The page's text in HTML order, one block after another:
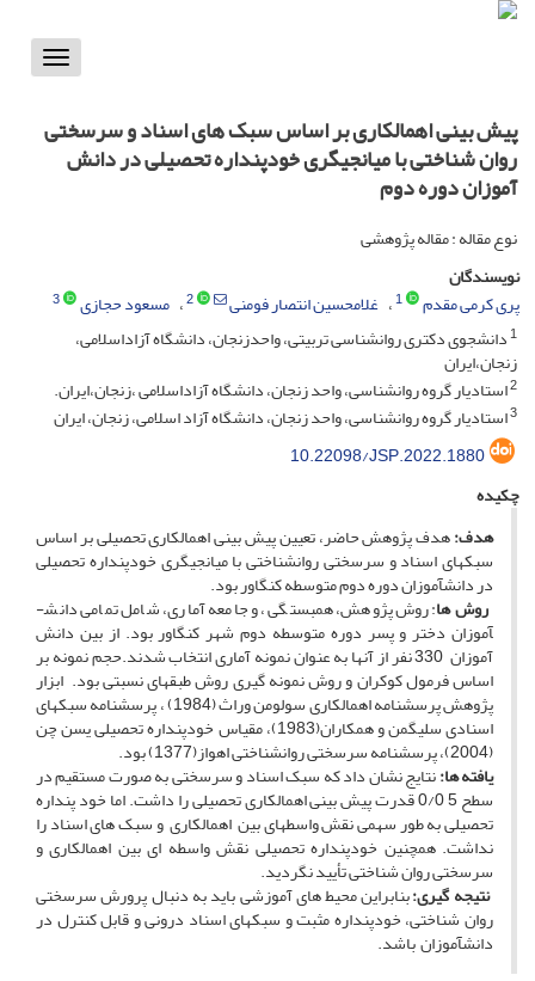
Toggle
پیش بینی اهمالکاری بر اساس سبک های اسناد و سرسختی
روان شناختی با میانجیگری خودپنداره تحصیلی در دانش
آموزان دوره دوم
نوع مقاله : مقاله پژوهشی
نویسندگان
پری کرمی مقدم
1 غلامحسین انتصار فومنی 2 مسعود حجازی
3
1دانشجوی دکتری روانشناسی تربیتی، واحدزنجان، دانشگاه آزاداسلامی،
زنجان،ایران
2استادیار گروه روانشناسی، واحد زنجان، دانشگاه آزاداسلامی ،زنجان،ایران.
3استادیار گروه روانشناسی، واحد زنجان، دانشگاه آزاد اسلامی، زنجان، ایران
10.22098/JSP.2022.1880
چکیده
هدف:هدف پژوهش حاضر، تعیین پیش ­بینی اهمال­کاری تحصیلی بر اساس
سبک­های اسناد و سرسختی روانشناختی با میانجیگری خود­پنداره تحصیلی
در دانش­آموزان دوره دوم متوسطه کنگاور بود.
روش ها: روش پژوهش، همبستگی، و جامعه آماری، شامل تمامی دانش­
آموزان دختر و پسر دوره متوسطه دوم شهر کنگاور بود. از بین دانش
آموزان 330 نفر از آنها به عنوان نمونه آماری انتخاب شدند.حجم نمونه بر
اساس فرمول کوکران و روش نمونه گیری روش طبقه­ای­ نسبتی بود. ابزار
پژوهش پرسشنامه اهمال­کاری سولومن وراث (1984) ، پرسشنامه سبک­های
اسنادی سلیگمن و همکاران(1983)، مقیاس خودپنداره تحصیلی یسن چن
(2004)، پرسشنامه سرسختی روانشناختی اهواز(1377) بود.
یافته ها:نتایج نشان داد که سبک اسناد و سرسختی به صورت مستقیم در
سطح 5 0/0 قدرت پیش بینی اهمال­کاری تحصیلی را داشت. اما خود پنداره
تحصیلی به طور سهمی نقش واسطه­ای بین اهمال­کاری و سبک­ های اسناد را
نداشت. همچنین خودپنداره تحصیلی نقش واسطه ­ای بین اهمال­کاری و
سرسختی روان شناختی تأیید نگردید.
نتیجه گیری:بنابراین محیط های آموزشی باید به دنبال پرورش سرسختی
روان شناختی، خودپنداره مثبت و سبک­های اسناد درونی و قابل کنترل در
دانش­آموزان باشد.